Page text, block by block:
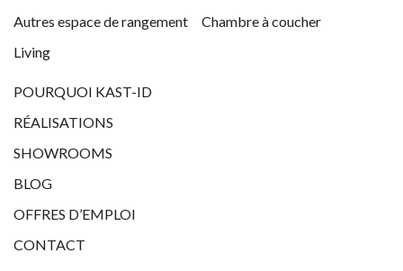
Autres espace de rangement
Chambre à coucher
Living
POURQUOI KAST-ID
RÉALISATIONS
SHOWROOMS
BLOG
OFFRES D’EMPLOI
CONTACT